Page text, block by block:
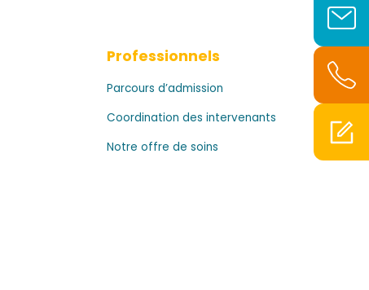
Professionnels
Parcours d’admission
Coordination des intervenants
Notre offre de soins